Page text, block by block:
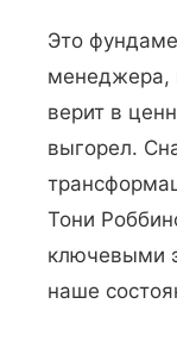
Это
менеджера,
верит в
выгорел.
Тони
ключевыми
наше